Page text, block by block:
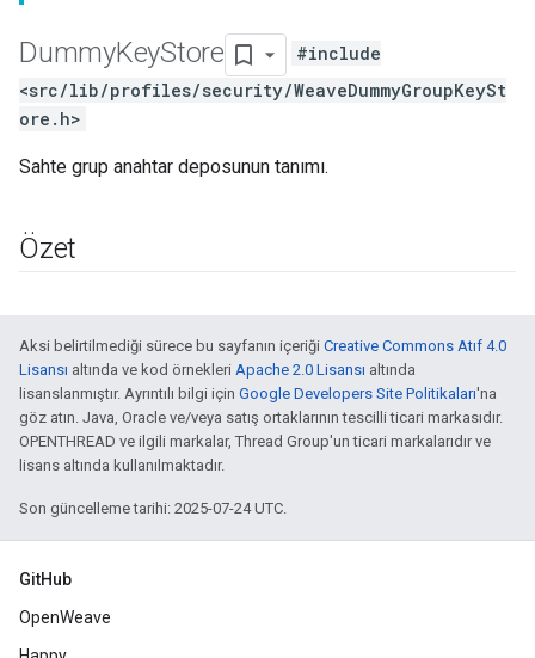
DummyKeyStore
#include
<src/lib/profiles/security/WeaveDummyGroupKeySt
ore.h>
Sahte grup anahtar deposunun tanımı.
Özet
Aksi belirtilmediği sürece bu sayfanın içeriği Creative Commons Atıf 4.0
Lisansı altında ve kod örnekleri Apache 2.0 Lisansı altında
lisanslanmıştır. Ayrıntılı bilgi için Google Developers Site Politikaları'na
göz atın. Java, Oracle ve/veya satış ortaklarının tescilli ticari markasıdır.
OPENTHREAD ve ilgili markalar, Thread Group'un ticari markalarıdır ve
lisans altında kullanılmaktadır.
Son güncelleme tarihi: 2025-07-24 UTC.
GitHub
OpenWeave